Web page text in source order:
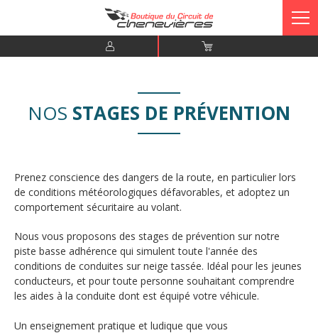
NOS STAGES DE PRÉVENTION
Prenez conscience des dangers de la route, en particulier lors
de conditions météorologiques défavorables, et adoptez un
comportement sécuritaire au volant.
Nous vous proposons des stages de prévention sur notre
piste basse adhérence qui simulent toute l'année des
conditions de conduites sur neige tassée. Idéal pour les jeunes
conducteurs, et pour toute personne souhaitant comprendre
les aides à la conduite dont est équipé votre véhicule.
Un enseignement pratique et ludique que vous